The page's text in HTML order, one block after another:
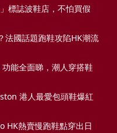
標誌波鞋店，不怕買假
法國話題跑鞋攻陷HK潮流
能全面睇，潮人穿搭鞋
港人最愛包頭鞋爆紅
HK熱賣慢跑鞋點穿出日